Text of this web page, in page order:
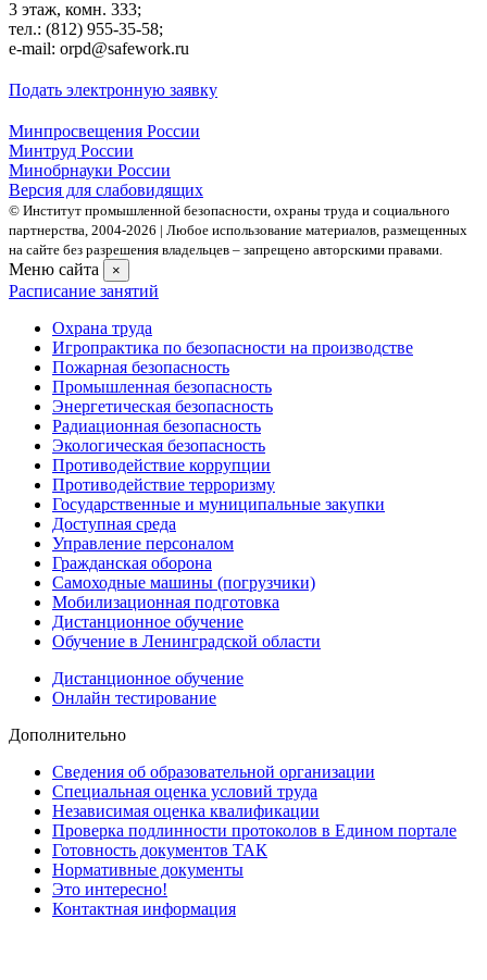
3 этаж, комн. 333;
тел.: (812) 955-35-58;
e-mail: orpd@safework.ru
Подать электронную заявку
Минпросвещения России
Минтруд России
Минобрнауки России
Версия для слабовидящих
© Институт промышленной безопасности, охраны труда и социального
партнерства, 2004- 2026 | Любое использование материалов, размещенных
на сайте без разрешения владельцев – запрещено авторскими правами.
Меню сайта ×
Расписание занятий
Охрана труда
Игропрактика по безопасности на производстве
Пожарная безопасность
Промышленная безопасность
Энергетическая безопасность
Радиационная безопасность
Экологическая безопасность
Противодействие коррупции
Противодействие терроризму
Государственные и муниципальные закупки
Доступная среда
Управление персоналом
Гражданская оборона
Самоходные машины (погрузчики)
Мобилизационная подготовка
Дистанционное обучение
Обучение в Ленинградской области
Дистанционное обучение
Онлайн тестирование
Дополнительно
Сведения об образовательной организации
Cпециальная оценка условий труда
Независимая оценка квалификации
Проверка подлинности протоколов в Едином портале
Готовность документов ТАК
Нормативные документы
Это интересно!
Контактная информация